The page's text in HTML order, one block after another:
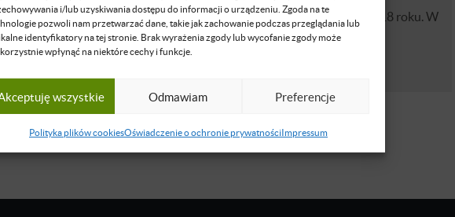
i/lub uzyskiwania dostępu do informacji o urządzeniu. Zgoda na te
pozwoli nam przetwarzać dane, takie jak zachowanie podczas przeglądania lub
identyfikatory na tej stronie. Brak wyrażenia zgody lub wycofanie zgody może
wpłynąć na niektóre cechy i funkcje.
wszystkie Odmawiam Preferencje
Polityka plików cookiesOświadczenie o ochronie prywatnościImpressum
przez ASBIRO konkursu „Plan na Start” na najlepszy start w 2018 roku. W
się więcej